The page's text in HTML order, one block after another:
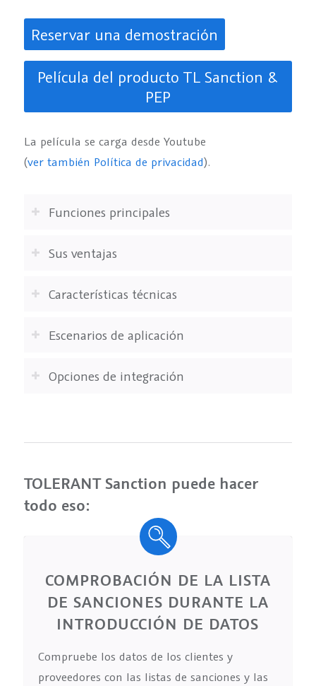
Reservar una demostración
Película del producto TL Sanction &
PEP
La película se carga desde Youtube
(ver también Política de privacidad).
Funciones principales
Sus ventajas
Características técnicas
Escenarios de aplicación
Opciones de integración
TOLERANT Sanction puede hacer
todo eso:
COMPROBACIÓN DE LA LISTA
DE SANCIONES DURANTE LA
INTRODUCCIÓN DE DATOS
Compruebe los datos de los clientes y
proveedores con las listas de sanciones y las